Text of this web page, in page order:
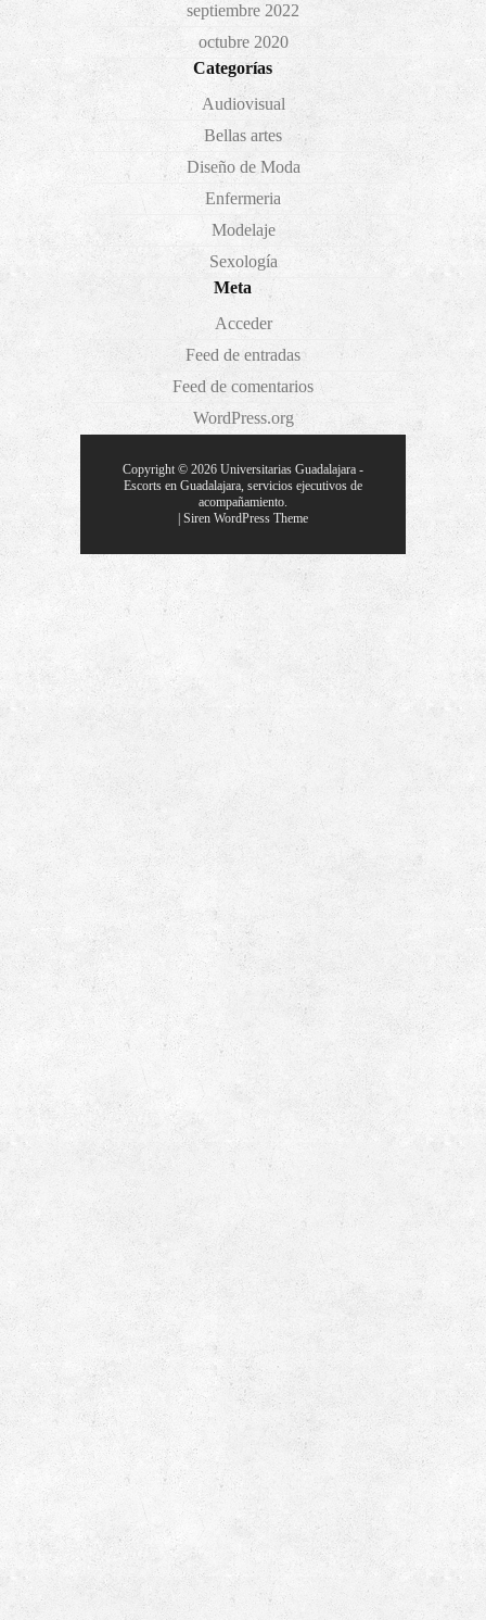
septiembre 2022
octubre 2020
Categorías
Audiovisual
Bellas artes
Diseño de Moda
Enfermeria
Modelaje
Sexología
Meta
Acceder
Feed de entradas
Feed de comentarios
WordPress.org
Copyright © 2026 Universitarias Guadalajara -
Escorts en Guadalajara, servicios ejecutivos de
acompañamiento.
Siren WordPress Theme